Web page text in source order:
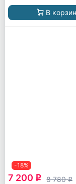
В
-18%
7 200 q 8 780q